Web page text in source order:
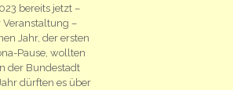
bereits jetzt –
Veranstaltung –
Jahr, der ersten
Pause, wollten
der Bundestadt
dürften es über